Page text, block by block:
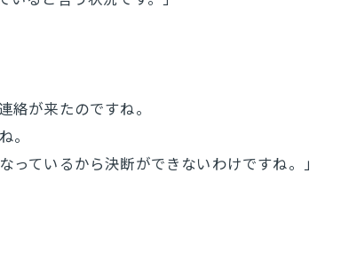
絡が来たのですね。
。
っているから決断ができないわけですね。」